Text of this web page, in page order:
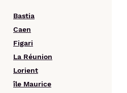
Bastia
Caen
Figari
La Réunion
Lorient
île Maurice